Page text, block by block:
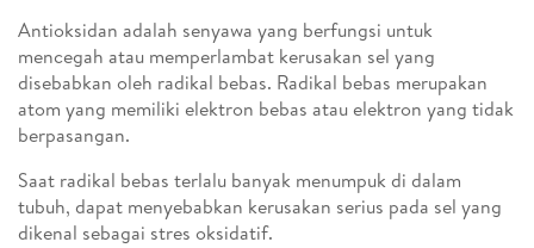
Antioksidan adalah senyawa yang berfungsi untuk
mencegah atau memperlambat kerusakan sel yang
disebabkan oleh radikal bebas. Radikal bebas merupakan
atom yang memiliki elektron bebas atau elektron yang tidak
berpasangan.
Saat radikal bebas terlalu banyak menumpuk di dalam
tubuh, dapat menyebabkan kerusakan serius pada sel yang
dikenal sebagai stres oksidatif.